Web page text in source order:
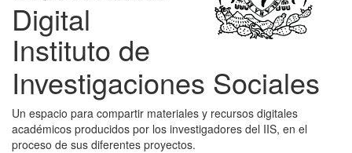
Digital
Instituto de
Investigaciones Sociales
Un espacio para compartir materiales y recursos digitales
académicos producidos por los investigadores del IIS, en el
proceso de sus diferentes proyectos.